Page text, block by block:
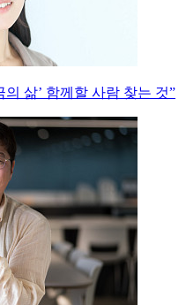
의 삶’ 함께할 사람 찾는 것”